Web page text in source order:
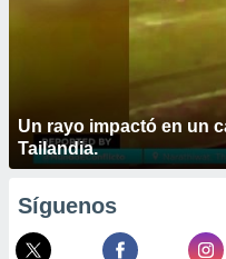
Un rayo impactó en un
Tailandia.
Síguenos